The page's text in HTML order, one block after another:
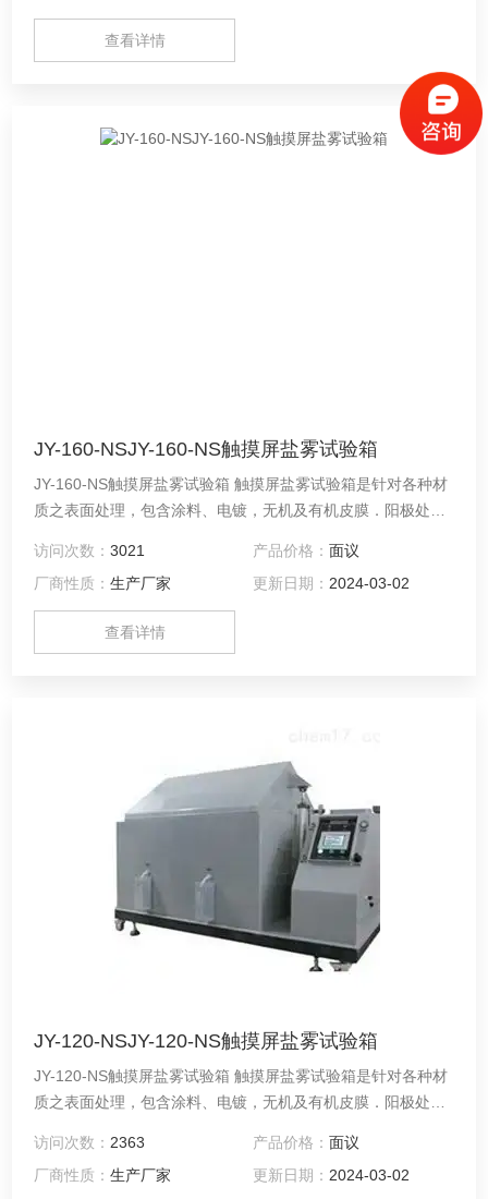
查看详情
JY-160-NSJY-160-NS触摸屏盐雾试验箱
JY-160-NS触摸屏盐雾试验箱 触摸屏盐雾试验箱是针对各种材
质之表面处理，包含涂料、电镀，无机及有机皮膜．阳极处
访问次数：3021 产品价格： 面议
厂商性质：生产厂家 更新日期： 2024-03-02
查看详情
JY-120-NSJY-120-NS触摸屏盐雾试验箱
JY-120-NS触摸屏盐雾试验箱 触摸屏盐雾试验箱是针对各种材
质之表面处理，包含涂料、电镀，无机及有机皮膜．阳极处
访问次数： 2363 产品价格： 面议
厂商性质：生产厂家 更新日期： 2024-03-02